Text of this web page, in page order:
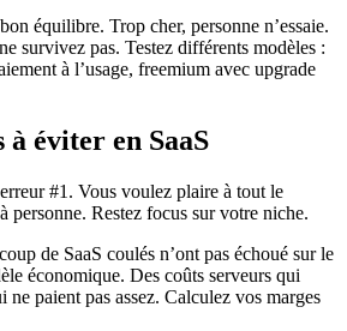
équilibre. Trop cher, personne n’essaie.
survivez pas. Testez différents modèles :
à l’usage, freemium avec upgrade
éviter en SaaS
#1. Vous voulez plaire à tout le
personne. Restez focus sur votre niche.
de SaaS coulés n’ont pas échoué sur le
économique. Des coûts serveurs qui
ne paient pas assez. Calculez vos marges